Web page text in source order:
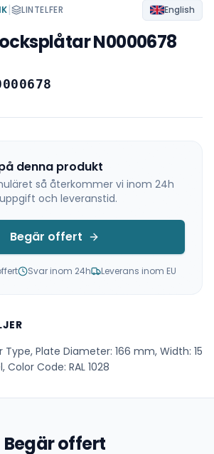
| LINTELFER English
N0000678
denna produkt
så återkommer vi inom 24h
och leveranstid.
Begär offert
Svar inom 24h Leverans inom EU
Plate Diameter: 166 mm, Width: 15
Code: RAL 1028
Begär offert